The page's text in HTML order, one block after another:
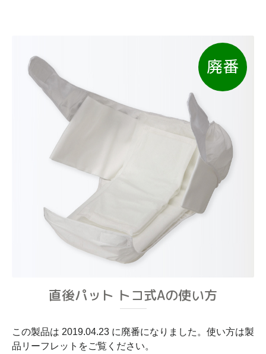
廃番
直後パット トコ式Aの使い方
この製品は 2019.04.23 に廃番になりました。使い方は製
品リーフレットをご覧ください。